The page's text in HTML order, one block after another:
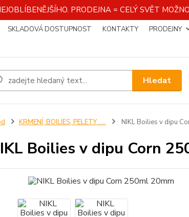
PRODEJNA = CELÝ SVĚT
SKLADOVÁ DOSTUPNOST KONTAKTY PRODEJNY
Hledat
KRMENÍ, BOILIES, PELETY ..... NIKL Boilies v dipu
Boilies v dipu Corn